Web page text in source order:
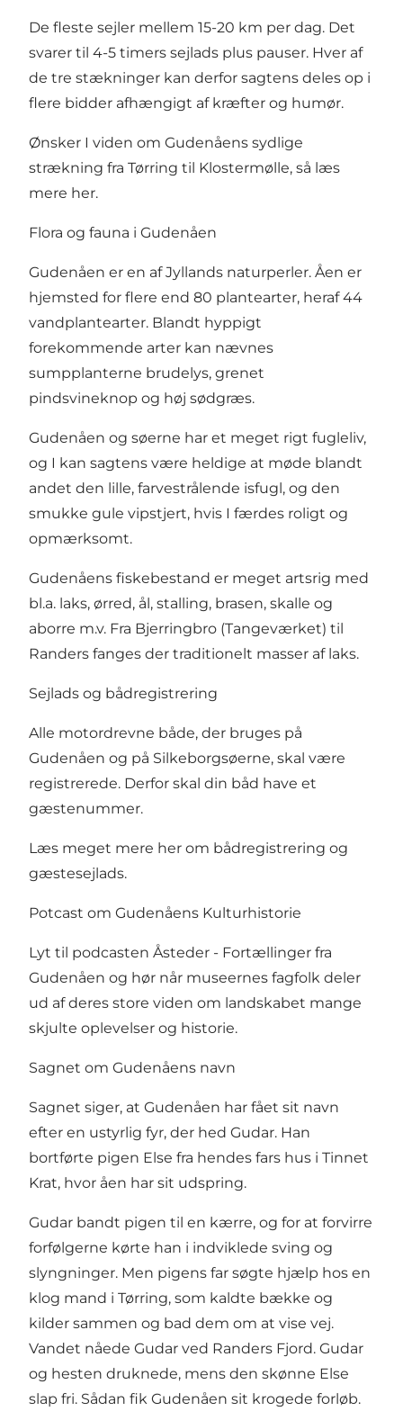
De fleste sejler mellem 15-20 km per dag. Det
svarer til 4-5 timers sejlads plus pauser. Hver af
de tre stækninger kan derfor sagtens deles op i
flere bidder afhængigt af kræfter og humør.
Ønsker I viden om Gudenåens sydlige
strækning fra Tørring til Klostermølle, så læs
mere her.
Flora og fauna i Gudenåen
Gudenåen er en af Jyllands naturperler. Åen er
hjemsted for flere end 80 plantearter, heraf 44
vandplantearter. Blandt hyppigt
forekommende arter kan nævnes
sumpplanterne brudelys, grenet
pindsvineknop og høj sødgræs.
Gudenåen og søerne har et meget rigt fugleliv,
og I kan sagtens være heldige at møde blandt
andet den lille, farvestrålende isfugl, og den
smukke gule vipstjert, hvis I færdes roligt og
opmærksomt.
Gudenåens fiskebestand er meget artsrig med
bl.a. laks, ørred, ål, stalling, brasen, skalle og
aborre m.v. Fra Bjerringbro (Tangeværket) til
Randers fanges der traditionelt masser af laks.
Sejlads og bådregistrering
Alle motordrevne både, der bruges på
Gudenåen og på Silkeborgsøerne, skal være
registrerede. Derfor skal din båd have et
gæstenummer.
Læs meget mere her om bådregistrering og
gæstesejlads.
Potcast om Gudenåens Kulturhistorie
Lyt til podcasten Åsteder - Fortællinger fra
Gudenåen og hør når museernes fagfolk deler
ud af deres store viden om landskabet mange
skjulte oplevelser og historie.
Sagnet om Gudenåens navn
Sagnet siger, at Gudenåen har fået sit navn
efter en ustyrlig fyr, der hed Gudar. Han
bortførte pigen Else fra hendes fars hus i Tinnet
Krat, hvor åen har sit udspring.
Gudar bandt pigen til en kærre, og for at forvirre
forfølgerne kørte han i indviklede sving og
slyngninger. Men pigens far søgte hjælp hos en
klog mand i Tørring, som kaldte bække og
kilder sammen og bad dem om at vise vej.
Vandet nåede Gudar ved Randers Fjord. Gudar
og hesten druknede, mens den skønne Else
slap fri. Sådan fik Gudenåen sit krogede forløb.